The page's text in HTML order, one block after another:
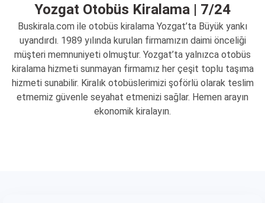
Yozgat Otobüs Kiralama | 7/24
Buskirala.com ile otobüs kiralama Yozgat’ta Büyük yankı
uyandırdı. 1989 yılında kurulan firmamızın daimi önceliği
müşteri memnuniyeti olmuştur. Yozgat’ta yalnızca otobüs
kiralama hizmeti sunmayan firmamız her çeşit toplu taşıma
hizmeti sunabilir. Kiralık otobüslerimizi şoförlü olarak teslim
etmemiz güvenle seyahat etmenizi sağlar. Hemen arayın
ekonomik kiralayın.